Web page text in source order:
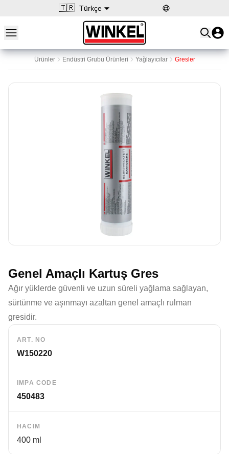
🇹🇷 Türkçe
Open main menu
Winkel
Ürünler Endüstri Grubu Ürünleri Yağlayıcılar Gresler
Genel Amaçlı Kartuş Gres
Ağır yüklerde güvenli ve uzun süreli yağlama sağlayan,
sürtünme ve aşınmayı azaltan genel amaçlı rulman
gresidir.
ART. NO
W150220
IMPA CODE
450483
HACIM
400 ml